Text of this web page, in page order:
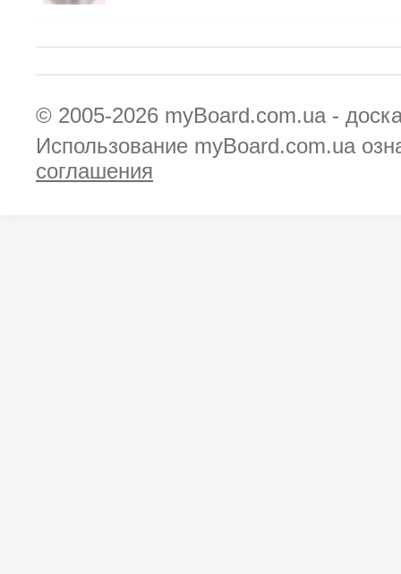
© 2005-2026 myBoard.com.ua -
Использование myBoard.com.ua
соглашения